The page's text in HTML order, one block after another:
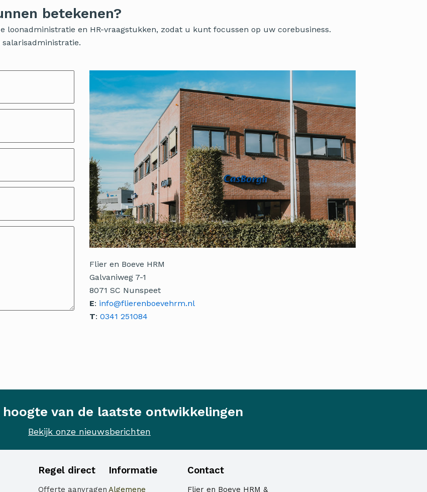
betekenen?
loonadministratie en HR-vraagstukken, zodat u kunt focussen op uw corebusiness.
Flier en Boeve HRM
Galvaniweg 7-1
8071 SC Nunspeet
E: info@flierenboevehrm.nl
T: 0341 251084
hoogte van de laatste ontwikkelingen
Bekijk onze nieuwsberichten
Regel direct
Offerte aanvragen
Informatie
Algemene
Contact
Flier en Boeve HRM &